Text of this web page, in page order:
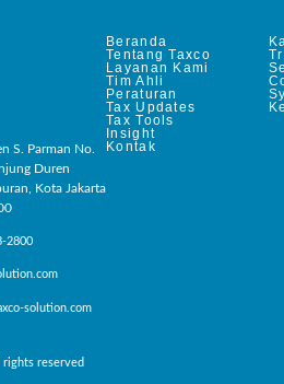
S. Parman No.
Duren
Kota Jakarta
2800
rights reserved
Beranda
Tentang Taxco
Layanan Kami
Tim Ahli
Peraturan
Tax Updates
Tax Tools
Insight
Kontak